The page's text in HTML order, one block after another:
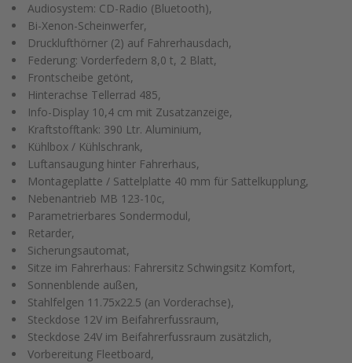
Audiosystem: CD-Radio (Bluetooth),
Bi-Xenon-Scheinwerfer,
Drucklufthörner (2) auf Fahrerhausdach,
Federung: Vorderfedern 8,0 t, 2 Blatt,
Frontscheibe getönt,
Hinterachse Tellerrad 485,
Info-Display 10,4 cm mit Zusatzanzeige,
Kraftstofftank: 390 Ltr. Aluminium,
Kühlbox / Kühlschrank,
Luftansaugung hinter Fahrerhaus,
Montageplatte / Sattelplatte 40 mm für Sattelkupplung,
Nebenantrieb MB 123-10c,
Parametrierbares Sondermodul,
Retarder,
Sicherungsautomat,
Sitze im Fahrerhaus: Fahrersitz Schwingsitz Komfort,
Sonnenblende außen,
Stahlfelgen 11.75x22.5 (an Vorderachse),
Steckdose 12V im Beifahrerfussraum,
Steckdose 24V im Beifahrerfussraum zusätzlich,
Vorbereitung Fleetboard,